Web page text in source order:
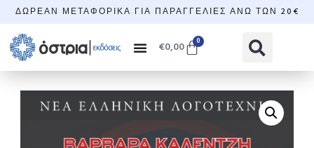
ΔΩΡΕΆΝ ΜΕΤΑΦΟΡΙΚΆ ΓΙΑ ΠΑΡΑΓΓΕΛΊΕΣ ΆΝΩ ΤΩΝ 20€
€0,00 0